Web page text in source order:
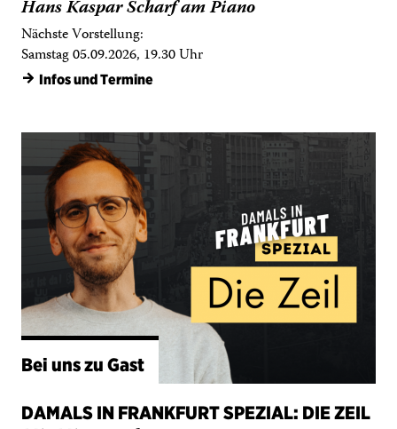
→ Infos und Termine
Bei uns zu Gast
DAMALS IN FRANKFURT SPEZIAL: DIE ZEIL
Mit Mirco Becker
Sonntag 06.09.2026, 17 Uhr